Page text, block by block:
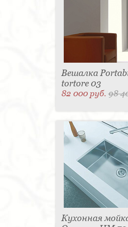
Вешалка
tortore 03
82 000 руб.98
Кухонная